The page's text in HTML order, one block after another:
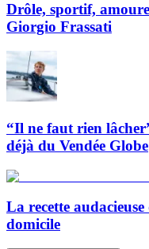
Drôle, sportif,
Giorgio Frassati
“Il ne faut rien
déjà du Vendée Globe
La recette
domicile